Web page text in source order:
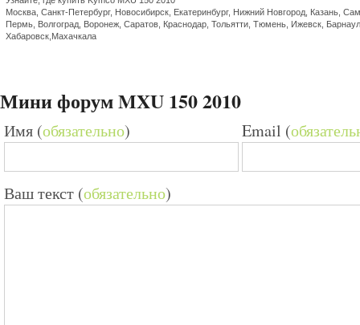
Москва, Санкт-Петербург, Новосибирск, Екатеринбург, Нижний Новгород, Казань,
Пермь, Волгоград, Воронеж, Саратов, Краснодар, Тольятти, Тюмень, Ижевск,
Хабаровск,Махачкала
Мини форум MXU 150 2010
Имя (обязательно) Email (
Ваш текст (обязательно)